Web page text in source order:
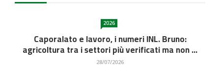
2026
Caporalato e lavoro, i numeri INL. Bruno:
agricoltura tra i settori più verificati ma non ...
28/07/2026